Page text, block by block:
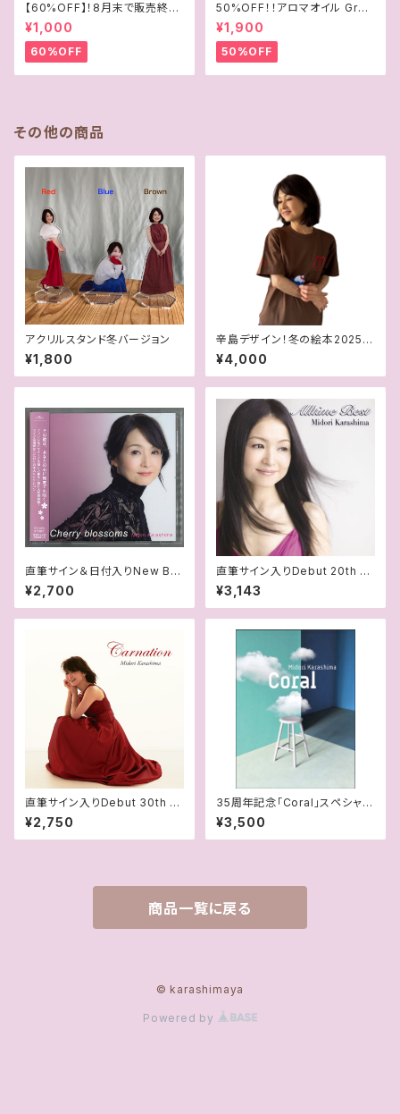
【60%OFF】！8月末で販売終了
「35周年記念2024年4月始まり
卓上カレンダー」
¥1,000
60%OFF
50%OFF！！アロマオイル Gree
n
¥1,900
50%OFF
その他の商品
アクリルスタンド冬バージョン
¥1,800
辛島デザイン！冬の絵本2025T
シャツ
¥4,000
直筆サイン＆日付入りNew Be
st Album 『Cherry blossom
s』
¥2,700
直筆サイン入りDebut 20th An
niversary Album『Alltime B
est』
¥3,143
直筆サイン入りDebut 30th A
nniversary Best Album『Car
nation』
¥2,750
35周年記念「Coral」スペシャル
フォトブック
¥3,500
商品一覧に戻る
© karashimaya
Powered by